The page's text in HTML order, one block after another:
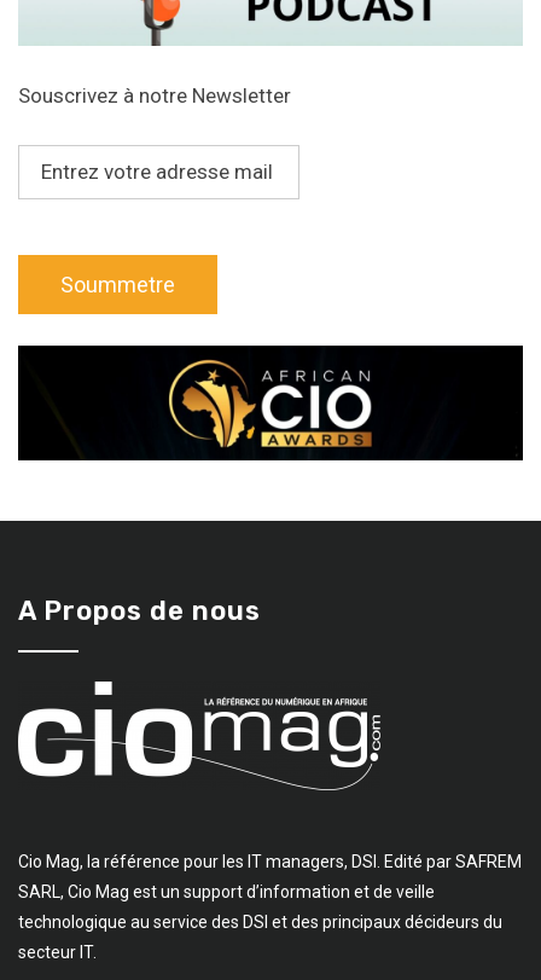
Souscrivez à notre Newsletter
A Propos de nous
Cio Mag, la référence pour les IT managers, DSI. Edité par SAFREM
SARL, Cio Mag est un support d’information et de veille
technologique au service des DSI et des principaux décideurs du
secteur IT.